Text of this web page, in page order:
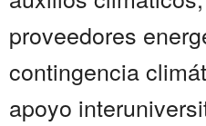
proveedores
contingencia
apoyo